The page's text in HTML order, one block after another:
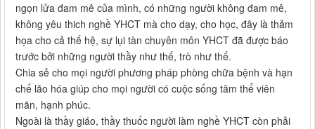
ngọn lửa đam mê của mình, có những người không đam mê,
không yêu thich nghề YHCT mà cho dạy, cho học, đây là thảm
họa cho cả thế hệ, sự lụi tàn chuyên môn YHCT đã được báo
trước bởi những người thầy như thế, trò như thế.
Chia sẻ cho mọi người phương pháp phòng chữa bệnh và hạn
chế lão hóa giúp cho mọi người có cuộc sống tâm thể viên
mãn, hạnh phúc.
Ngoài là thầy giáo, thầy thuốc người làm nghề YHCT còn phải